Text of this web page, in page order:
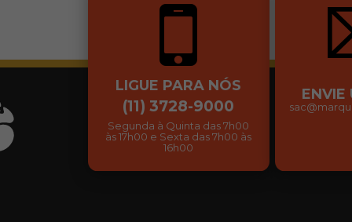
LIGUE PARA NÓS
(11) 3728-9000
Segunda à Quinta das 7h00
às 17h00 e Sexta das 7h00 às
16h00
ENVIE